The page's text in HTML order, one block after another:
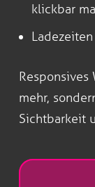
klickbar
mehr,
Sichtbarkeit